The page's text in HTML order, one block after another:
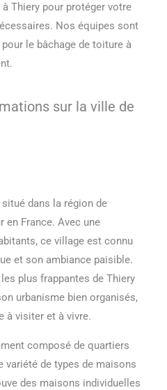
Thiery pour protéger votre
Nos équipes sont
le bâchage de toiture à
sur la ville de
dans la région de
en France. Avec une
ce village est connu
et son ambiance paisible.
plus frappantes de Thiery
urbanisme bien organisés,
à visiter et à vivre.
composé de quartiers
variété de types de maisons
des maisons individuelles